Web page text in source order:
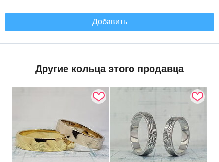
Добавить
Другие кольца этого продавца